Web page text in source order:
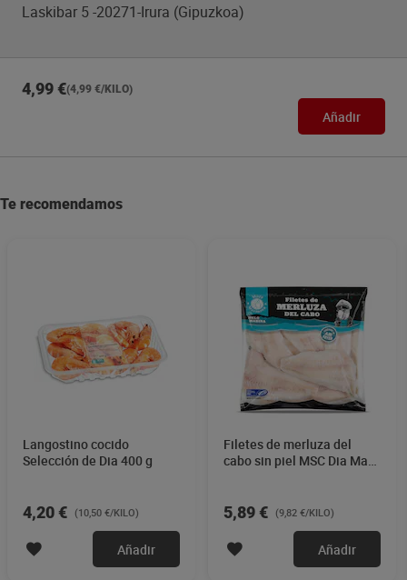
Laskibar 5 -20271-Irura (Gipuzkoa)
4,99 €(4,99 €/KILO)
Añadir
Te recomendamos
Langostino cocido
Selección de Dia 400 g
4,20 € (10,50 €/KILO)
Añadir
Filetes de merluza del
cabo sin piel MSC Dia Mari
5,89 € (9,82 €/KILO)
Añadir